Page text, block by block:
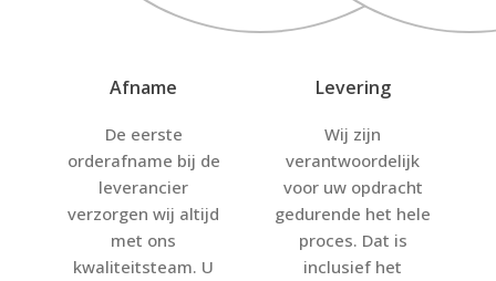
Afname
De eerste
orderafname bij de
leverancier
verzorgen wij altijd
met ons
kwaliteitsteam. U
Levering
Wij zijn
verantwoordelijk
voor uw opdracht
gedurende het hele
proces. Dat is
inclusief het